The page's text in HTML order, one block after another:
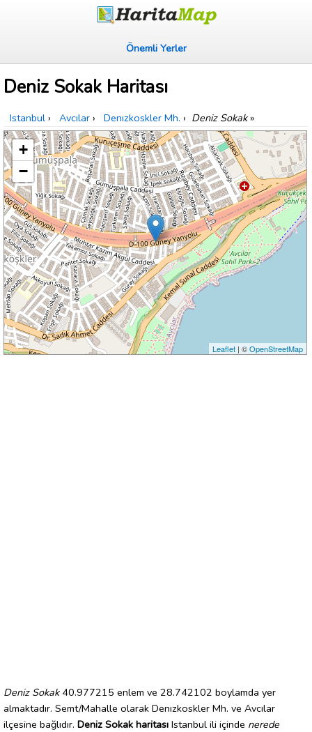
Önemli Yerler
Deniz Sokak Haritası
Istanbul › Avcılar › Denızkoskler Mh. › Deniz Sokak»
+
−
Leaflet| ©OpenStreetMap
Deniz Sokak40.977215 enlem ve 28.742102 boylamda yer
almaktadır. Semt/Mahalle olarak Denızkoskler Mh. ve Avcılar
ilçesine bağlıdır. Deniz Sokak haritası Istanbul ili içinde nerede